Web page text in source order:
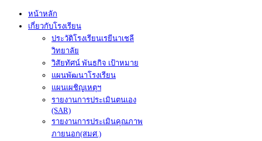
หน้าหลัก
เกี่ยวกับโรงเรียน
ประวัติโรงเรียนเรยีนาเชลี
วิทยาลัย
วิสัยทัศน์ พันธกิจ เป้าหมาย
แผนพัฒนาโรงเรียน
แผนเผชิญเหตุฯ
รายงานการประเมินตนเอง
(SAR)
รายงานการประเมินคุณภาพ
ภายนอก(สมศ.)